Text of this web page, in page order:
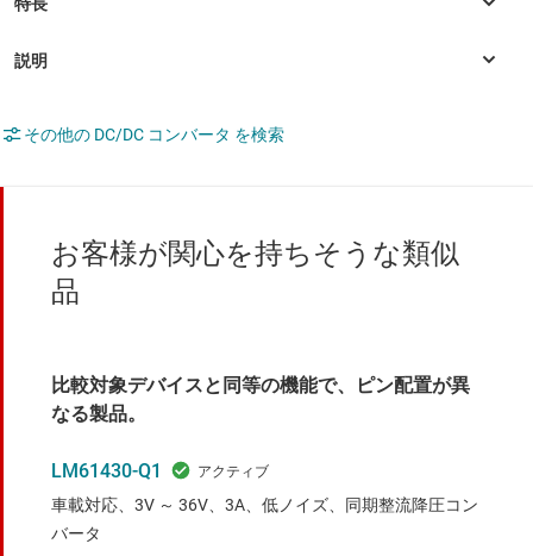
その他の DC/DC コンバータ を検索
お客様が関心を持ちそうな類似
品
比較対象デバイスと同等の機能で、ピン配置が異
なる製品。
LM61430-Q1
車載対応、3V ～ 36V、3A、低ノイズ、同期整流降圧コン
バータ